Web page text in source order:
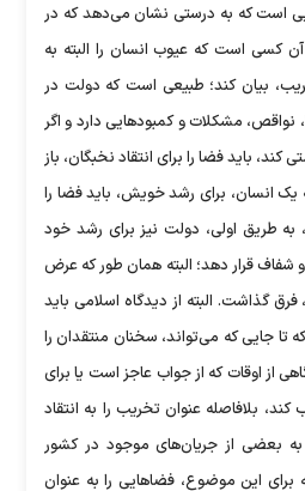
است که به درستی نشان می‌دهد که در
کسی است که عیوب انسان را البته به
بیان کند؛ طبیعی است که دولت در
نواقص، مشکلات و کمبودهایی دارد و اگر
باید فضا را برای انتقاد نخبگان، باز
یک انسان، برای رشد خویش، باید فضا را
به طریق اولی، دولت نیز برای رشد خود
و شفاف قرار دهد؛ البته همان طور که عرض
گذاشت. البته از دیدگاه اسلامی باید
جایی که می‌تواند، سخنان منتقدان را
از اوقات که از جواب عاجز است یا برای
کند، بلافاصله عنوان تخریب را به انتقاد
به بعضی از جریان‌های موجود در کشور
این موضوع، فضاهایی را به عنوان